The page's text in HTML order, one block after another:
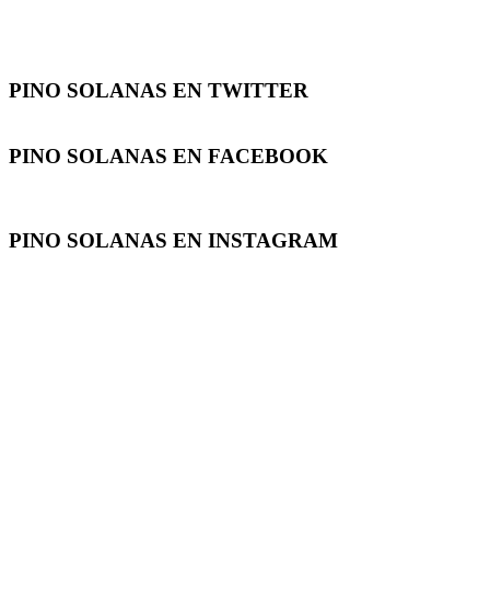
PINO SOLANAS EN TWITTER
PINO SOLANAS EN FACEBOOK
PINO SOLANAS EN INSTAGRAM